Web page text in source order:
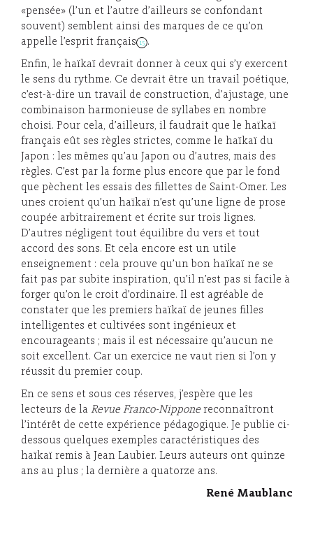
«pensée» (l’un et l’autre d’ailleurs se confondant
souvent) semblent ainsi des marques de ce qu’on
appelle l’esprit français 15 .
Enfin, le haïkaï devrait donner à ceux qui s’y exercent
le sens du rythme. Ce devrait être un travail poétique,
c’est-à-dire un travail de construction, d’ajustage, une
combinaison harmonieuse de syllabes en nombre
choisi. Pour cela, d’ailleurs, il faudrait que le haïkaï
français eût ses règles strictes, comme le haïkaï du
Japon : les mêmes qu’au Japon ou d’autres, mais des
règles. C’est par la forme plus encore que par le fond
que pèchent les essais des fillettes de Saint-Omer. Les
unes croient qu’un haïkaï n’est qu’une ligne de prose
coupée arbitrairement et écrite sur trois lignes.
D’autres négligent tout équilibre du vers et tout
accord des sons. Et cela encore est un utile
enseignement : cela prouve qu’un bon haïkaï ne se
fait pas par subite inspiration, qu’il n’est pas si facile à
forger qu’on le croit d’ordinaire. Il est agréable de
constater que les premiers haïkaï de jeunes filles
intelligentes et cultivées sont ingénieux et
encourageants ; mais il est nécessaire qu’aucun ne
soit excellent. Car un exercice ne vaut rien si l’on y
réussit du premier coup.
En ce sens et sous ces réserves, j’espère que les
lecteurs de la Revue Franco-Nipponereconnaîtront
l’intérêt de cette expérience pédagogique. Je publie ci-
dessous quelques exemples caractéristiques des
haïkaï remis à Jean Laubier. Leurs auteurs ont quinze
ans au plus ; la dernière a quatorze ans.
René Maublanc